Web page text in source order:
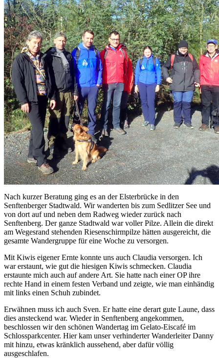
Nach kurzer Beratung ging es an der Elsterbrücke in den
Senftenberger Stadtwald. Wir wanderten bis zum Sedlitzer See und
von dort auf und neben dem Radweg wieder zurück nach
Senftenberg. Der ganze Stadtwald war voller Pilze. Allein die direkt
am Wegesrand stehenden Riesenschirmpilze hätten ausgereicht, die
gesamte Wandergruppe für eine Woche zu versorgen.
Mit Kiwis eigener Ernte konnte uns auch Claudia versorgen. Ich
war erstaunt, wie gut die hiesigen Kiwis schmecken. Claudia
erstaunte mich auch auf andere Art. Sie hatte nach einer OP ihre
rechte Hand in einem festen Verband und zeigte, wie man einhändig
mit links einen Schuh zubindet.
Erwähnen muss ich auch Sven. Er hatte eine derart gute Laune, dass
dies ansteckend war. Wieder in Senftenberg angekommen,
beschlossen wir den schönen Wandertag im Gelato-Eiscafé im
Schlossparkcenter. Hier kam unser verhinderter Wanderleiter Danny
mit hinzu, etwas kränklich aussehend, aber dafür völlig
ausgeschlafen.